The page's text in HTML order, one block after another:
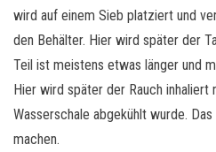
wird auf einem Sieb platziert und
den Behälter. Hier wird später der
Teil ist meistens etwas länger und
Hier wird später der Rauch inhaliert
Wasserschale abgekühlt wurde.
machen.